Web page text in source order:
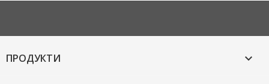
ПРОДУКТИ 